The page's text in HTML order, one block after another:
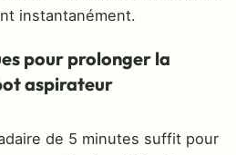
instantanément.
pour prolonger la
aspirateur
de 5 minutes suffit pour